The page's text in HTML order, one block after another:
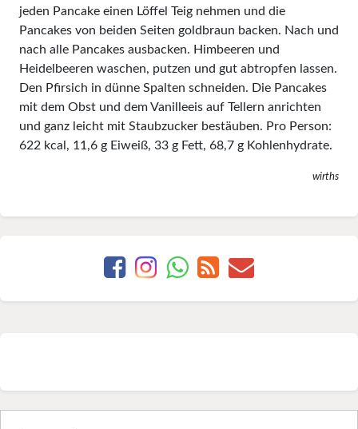
jeden Pancake einen Löffel Teig nehmen und die
Pancakes von beiden Seiten goldbraun backen. Nach und
nach alle Pancakes ausbacken. Himbeeren und
Heidelbeeren waschen, putzen und gut abtropfen lassen.
Den Pfirsich in dünne Spalten schneiden. Die Pancakes
mit dem Obst und dem Vanilleeis auf Tellern anrichten
und ganz leicht mit Staubzucker bestäuben. Pro Person:
622 kcal, 11,6 g Eiweiß, 33 g Fett, 68,7 g Kohlenhydrate.
wirths